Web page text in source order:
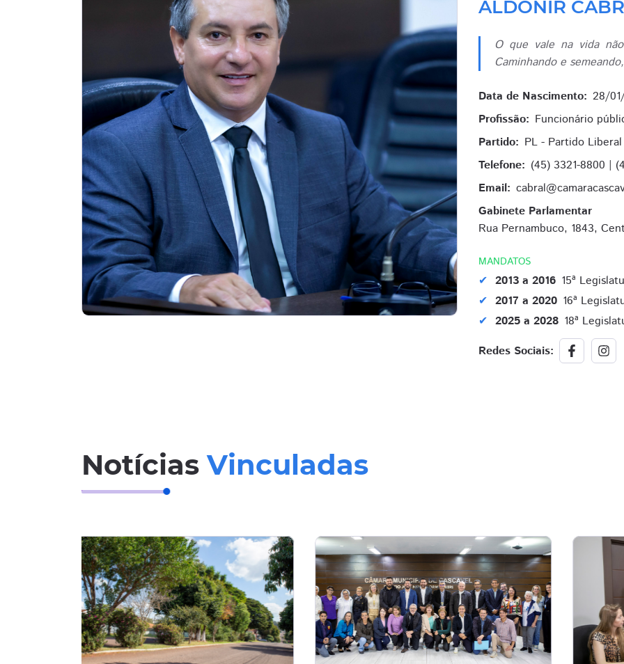
ALDONIR
O que vale na vida
Caminhando e
Data de Nascimento: 28/
Profissão: Funcionário
Partido: PL - Partido Liberal
Telefone: (45) 3321-8800 |
Email:
Gabinete Parlamentar
Rua Pernambuco, 1843,
MANDATOS
2013 a 2016 15ª
2017 a 2020 16ª
2025 a 2028 18ª
Redes Sociais:
NotíciasVinculadas